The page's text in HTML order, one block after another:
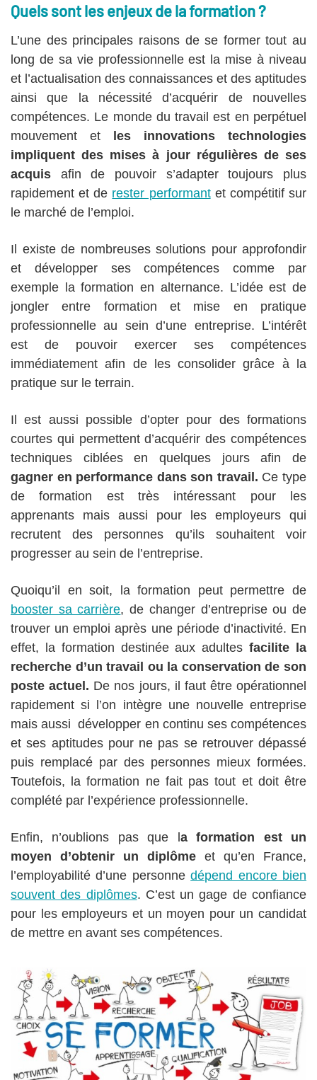
Quels sont les enjeux de la formation ?
L’une des principales raisons de se former tout au
long de sa vie professionnelle est la mise à niveau
et l’actualisation des connaissances et des aptitudes
ainsi que la nécessité d’acquérir de nouvelles
compétences. Le monde du travail est en perpétuel
mouvement et les innovations technologies
impliquent des mises à jour régulières de ses
acquis afin de pouvoir s’adapter toujours plus
rapidement et de rester performantet compétitif sur
le marché de l’emploi.
Il existe de nombreuses solutions pour approfondir
et développer ses compétences comme par
exemple la formation en alternance. L’idée est de
jongler entre formation et mise en pratique
professionnelle au sein d’une entreprise. L’intérêt
est de pouvoir exercer ses compétences
immédiatement afin de les consolider grâce à la
pratique sur le terrain.
Il est aussi possible d’opter pour des formations
courtes qui permettent d’acquérir des compétences
techniques ciblées en quelques jours afin de
gagner en performance dans son travail. Ce type
de formation est très intéressant pour les
apprenants mais aussi pour les employeurs qui
recrutent des personnes qu’ils souhaitent voir
progresser au sein de l’entreprise.
Quoiqu’il en soit, la formation peut permettre de
booster sa carrière, de changer d’entreprise ou de
trouver un emploi après une période d’inactivité. En
effet, la formation destinée aux adultesfacilite la
recherche d’un travail ou la conservation de son
poste actuel. De nos jours, il faut être opérationnel
rapidement si l’on intègre une nouvelle entreprise
mais aussi développer en continu ses compétences
et ses aptitudes pour ne pas se retrouver dépassé
puis remplacé par des personnes mieux formées.
Toutefois, la formation ne fait pas tout et doit être
complété par l’expérience professionnelle.
Enfin, n’oublions pas que la formation est un
moyen d’obtenir un diplôme et qu’en France,
l’employabilité d’une personnedépend encore bien
souvent des diplômes. C’est un gage de confiance
pour les employeurs et un moyen pour un candidat
de mettre en avant ses compétences.